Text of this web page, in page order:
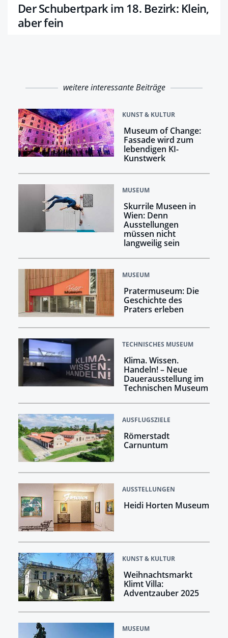
Der Schubertpark im 18. Bezirk: Klein,
aber fein
weitere interessante Beiträge
KUNST & KULTUR
Museum of Change:
Fassade wird zum
lebendigen KI-
Kunstwerk
MUSEUM
Skurrile Museen in
Wien: Denn
Ausstellungen
müssen nicht
langweilig sein
MUSEUM
Pratermuseum: Die
Geschichte des
Praters erleben
TECHNISCHES MUSEUM
Klima. Wissen.
Handeln! –​​​​​​​ Neue
Dauerausstellung im
Technischen Museum
AUSFLUGSZIELE
Römerstadt
Carnuntum
AUSSTELLUNGEN
Heidi Horten Museum
KUNST & KULTUR
Weihnachtsmarkt
Klimt Villa:
Adventzauber 2025
MUSEUM